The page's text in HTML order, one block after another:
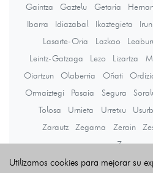
Gaintza
Gaztelu Getaria
Ibarra
Idiazabal Ikaztegieta Irun
Lasarte-Oria
Lazkao
Leintz-Gatzaga
Lezo Lizartza
Oiartzun
Olaberria Oñati
Ormaiztegi
Pasaia Segura
Tolosa
Urnieta Urretxu
Zarautz
Zegama Zerain
Utilizamos cookies para mejorar su